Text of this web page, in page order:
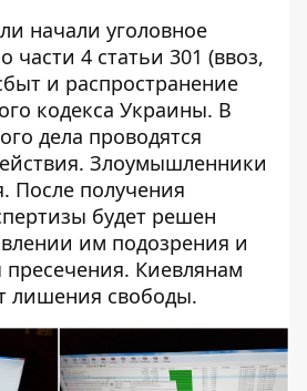
начали уголовное
части 4 статьи 301 (ввоз,
и распространение
кодекса Украины. В
дела проводятся
Злоумышленники
После получения
будет решен
им подозрения и
Киевлянам
лишения свободы.